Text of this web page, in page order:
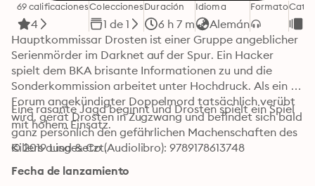
69 calificaciones
4
Colecciones
1 de 1
Duración
6 h 7 m
Idioma
Alemán
Formato
Hauptkommissar Drosten ist einer Gruppe angeblicher
Serienmörder im Darknet auf der Spur. Ein Hacker
spielt dem BKA brisante Informationen zu und die
Sonderkommission arbeitet unter Hochdruck. Als ein im
Forum angekündigter Doppelmord tatsächlich verübt
wird, gerät Drosten in Zugzwang und befindet sich bald
ganz persönlich den gefährlichen Machenschaften des
Killers ausgesetzt.
Eine rasante Jagd beginnt und Drosten spielt ein Spiel
mit hohem Einsatz.
© 2019 Lind & Co (Audiolibro): 9789178613748
Fecha de lanzamiento